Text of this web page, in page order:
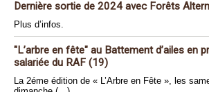
Dernière sortie de 2024 avec Forêts
Plus d’infos.
"L’arbre en fête" au Battement d’ailes en
salariée du RAF (19)
La 2éme édition de « L’Arbre en Fête », les